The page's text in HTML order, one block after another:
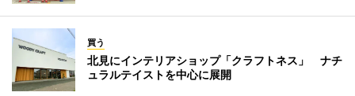
買う
北見にインテリアショップ「クラフトネス」 ナチ
ュラルテイストを中心に展開